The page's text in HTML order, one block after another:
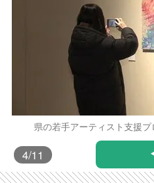
県の若手アーティスト支援
4/11